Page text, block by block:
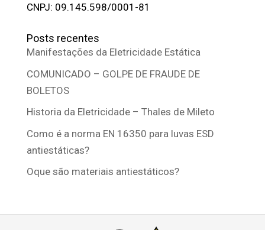
CNPJ: 09.145.598/0001-81
Posts recentes
Manifestações da Eletricidade Estática
COMUNICADO – GOLPE DE FRAUDE DE
BOLETOS
Historia da Eletricidade – Thales de Mileto
Como é a norma EN 16350 para luvas ESD
antiestáticas?
Oque são materiais antiestáticos?